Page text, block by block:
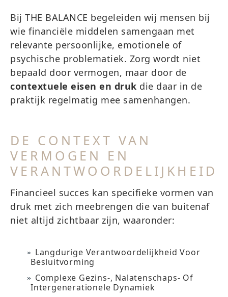
Bij THE BALANCE begeleiden wij mensen bij
wie financiële middelen samengaan met
relevante persoonlijke, emotionele of
psychische problematiek. Zorg wordt niet
bepaald door vermogen, maar door de
contextuele eisen en druk die daar in de
praktijk regelmatig mee samenhangen.
DE CONTEXT VAN
VERMOGEN EN
VERANTWOORDELIJKHEID
Financieel succes kan specifieke vormen van
druk met zich meebrengen die van buitenaf
niet altijd zichtbaar zijn, waaronder:
Langdurige Verantwoordelijkheid Voor
Besluitvorming
Complexe Gezins-, Nalatenschaps- Of
Intergenerationele Dynamiek